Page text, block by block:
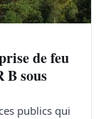
de feu
B sous
publics qui